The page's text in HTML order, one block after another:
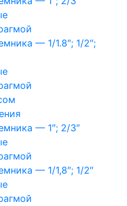
— 1/1.8″; 1/2″;
— 1″; 2/3″
— 1/1,8″; 1/2″